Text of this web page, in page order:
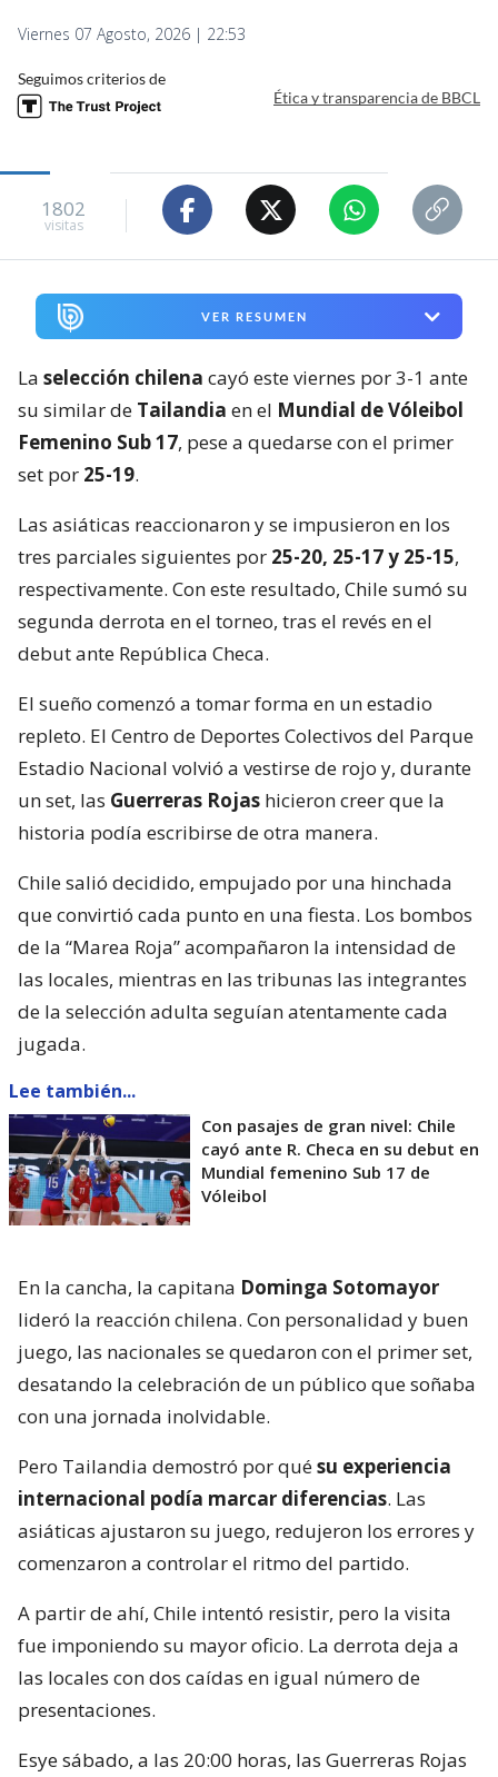
Viernes 07 Agosto, 2026 | 22:53
Seguimos criterios de
Ética y transparencia de BBCL
1802
visitas
VER RESUMEN
La selección chilena cayó este viernes por 3-1 ante
su similar de Tailandia en el Mundial de Vóleibol
Femenino Sub 17, pese a quedarse con el primer
set por 25-19.
Las asiáticas reaccionaron y se impusieron en los
tres parciales siguientes por 25-20, 25-17 y 25-15,
respectivamente. Con este resultado, Chile sumó su
segunda derrota en el torneo, tras el revés en el
debut ante República Checa.
El sueño comenzó a tomar forma en un estadio
repleto. El Centro de Deportes Colectivos del Parque
Estadio Nacional volvió a vestirse de rojo y, durante
un set, las Guerreras Rojas hicieron creer que la
historia podía escribirse de otra manera.
Chile salió decidido, empujado por una hinchada
que convirtió cada punto en una fiesta. Los bombos
de la “Marea Roja” acompañaron la intensidad de
las locales, mientras en las tribunas las integrantes
de la selección adulta seguían atentamente cada
jugada.
Lee también...
Con pasajes de gran nivel: Chile
cayó ante R. Checa en su debut en
Mundial femenino Sub 17 de
Vóleibol
En la cancha, la capitana Dominga Sotomayor
lideró la reacción chilena. Con personalidad y buen
juego, las nacionales se quedaron con el primer set,
desatando la celebración de un público que soñaba
con una jornada inolvidable.
Pero Tailandia demostró por quésu experiencia
internacional podía marcar diferencias. Las
asiáticas ajustaron su juego, redujeron los errores y
comenzaron a controlar el ritmo del partido.
A partir de ahí, Chile intentó resistir, pero la visita
fue imponiendo su mayor oficio. La derrota deja a
las locales con dos caídas en igual número de
presentaciones.
Esye sábado, a las 20:00 horas, las Guerreras Rojas